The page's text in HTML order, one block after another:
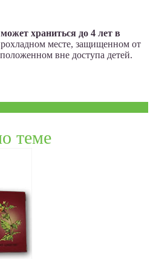
храниться до 4 лет в
месте, защищенном от
вне доступа детей.
теме